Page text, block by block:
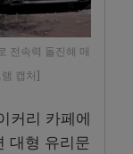
전속력 돌진해 매
캡처]
커리 카페에
대형 유리문